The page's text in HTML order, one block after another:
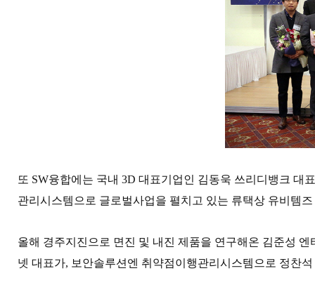
또 SW융합에는 국내 3D 대표기업인 김동욱 쓰리디뱅크
관리시스템으로 글로벌사업을 펼치고 있는 류택상 유비템
올해 경주지진으로 면진 및 내진 제품을 연구해온 김준성
넷 대표가, 보안솔루션엔 취약점이행관리시스템으로 정찬